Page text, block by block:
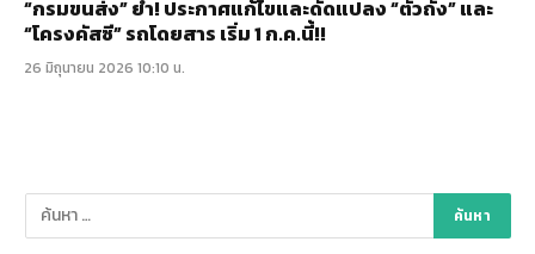
“กรมขนส่ง” ย้ำ! ประกาศแก้ไขและดัดแปลง “ตัวถัง” และ
“โครงคัสซี” รถโดยสาร เริ่ม 1 ก.ค.นี้!!
26 มิถุนายน 2026 10:10 น.